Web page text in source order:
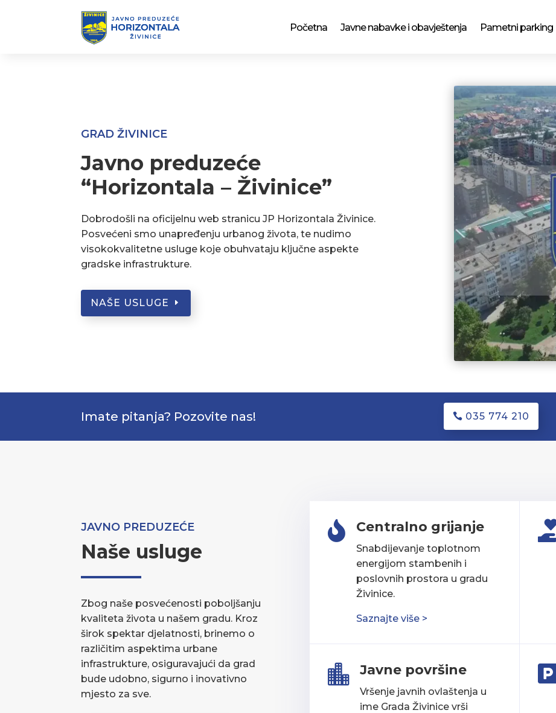
Početna Javne nabavke i obavještenja Pametni parking
GRAD ŽIVINICE
Javno preduzeće
“Horizontala – Živinice”
Dobrodošli na oficijelnu web stranicu JP Horizontala Živinice.
Posvećeni smo unapređenju urbanog života, te nudimo
visokokvalitetne usluge koje obuhvataju ključne aspekte
gradske infrastrukture.
NAŠE USLUGE
Imate pitanja? Pozovite nas! 035 774 210
JAVNO PREDUZEĆE
Naše usluge
Zbog naše posvećenosti poboljšanju
kvaliteta života u našem gradu. Kroz
širok spektar djelatnosti, brinemo o
različitim aspektima urbane
infrastrukture, osiguravajući da grad
bude udobno, sigurno i inovativno
mjesto za sve.
 Centralno grijanje
Snabdijevanje toplotnom
energijom stambenih i
poslovnih prostora u gradu
Živinice.
Saznajte više >
 Javne površine
Vršenje javnih ovlaštenja u
ime Grada Živinice vrši
